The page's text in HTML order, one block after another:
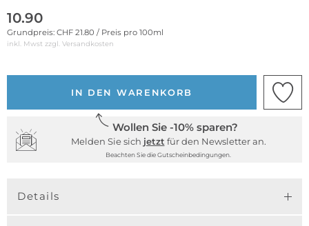
10.90
Grundpreis: CHF 21.80 / Preis pro 100ml
inkl. Mwst zzgl. Versandkosten
IN DEN WARENKORB
Wollen Sie -10% sparen?
Melden Sie sich jetzt für den Newsletter an.
Beachten Sie die Gutscheinbedingungen.
Details